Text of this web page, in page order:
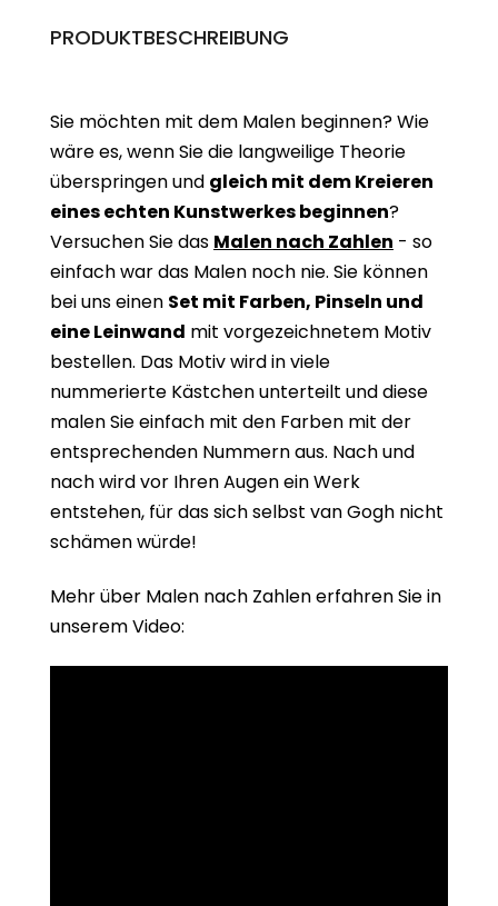
PRODUKTBESCHREIBUNG
Sie möchten mit dem Malen beginnen? Wie
wäre es, wenn Sie die langweilige Theorie
überspringen und gleich mit dem Kreieren
eines echten Kunstwerkes beginnen?
Versuchen Sie das Malen nach Zahlen - so
einfach war das Malen noch nie. Sie können
bei uns einen Set mit Farben, Pinseln und
eine Leinwand mit vorgezeichnetem Motiv
bestellen. Das Motiv wird in viele
nummerierte Kästchen unterteilt und diese
malen Sie einfach mit den Farben mit der
entsprechenden Nummern aus. Nach und
nach wird vor Ihren Augen ein Werk
entstehen, für das sich selbst van Gogh nicht
schämen würde!
Mehr über Malen nach Zahlen erfahren Sie in
unserem Video: